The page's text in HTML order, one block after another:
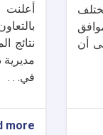
أن
أعلنت
نتائج
في. . .
more